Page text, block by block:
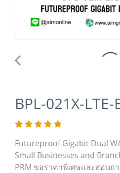
BPL-021X-LTE-
Futureproof Gigabit Dual
Small Businesses and
PRM ขอราคาพิเศษและสอบถ